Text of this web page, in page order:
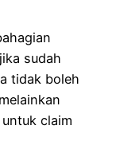
sudah
tidak boleh
claim